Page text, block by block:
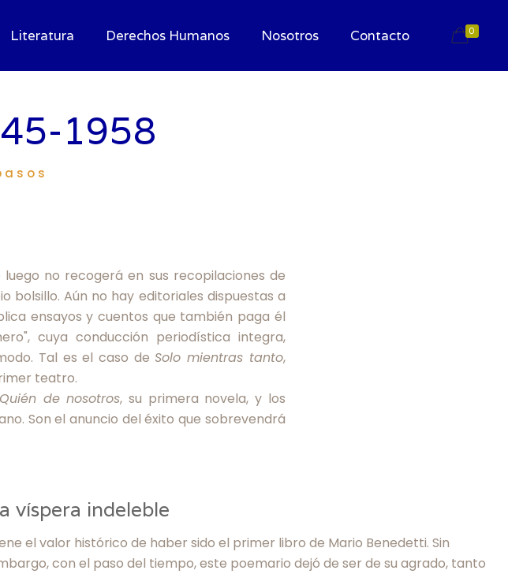
Literatura Derechos Humanos Nosotros Contacto 0
1958
no recogerá en sus recopilaciones de
bolsillo. Aún no hay editoriales dispuestas a
ensayos y cuentos que también paga él
cuya conducción periodística integra,
Tal es el caso deSolo mientras tanto,
teatro.
Quién de nosotros, su primera novela, y los
Son el anuncio del éxito que sobrevendrá
víspera indeleble
el valor histórico de haber sido el primer libro de Mario Benedetti. Sin
con el paso del tiempo, este poemario dejó de ser de su agrado, tanto